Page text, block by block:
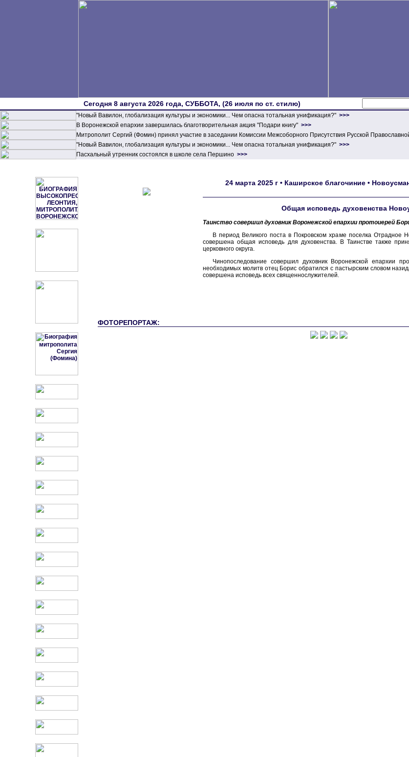
Сегодня 8 августа 2026 года, СУББОТА, (26 июля по ст. стилю)
"Новый Вавилон, глобализация культуры и экономики... Чем опасна тотальная унификация?" >>>
В Воронежской епархии завершилась благотворительная акция "Подари книгу" >>>
Митрополит Сергий (Фомин) принял участие в заседании Комиссии Межсоборного Присутствия Русской
"Новый Вавилон, глобализация культуры и экономики... Чем опасна тотальная унификация?" >>>
Пасхальный утренник состоялся в школе села Першино >>>
24 марта 2025 г • Каширское благочиние •
Общая исповедь духовенства
Таинство совершил духовник Воронежской епархии протоиерей
В период Великого поста в Покровском храме поселка Отрадное
совершена общая исповедь для духовенства. В Таинстве также
церковного округа.
Чинопоследование совершил духовник Воронежской епархии
необходимых молитв отец Борис обратился с пастырским словом
совершена исповедь всех священнослужителей.
ФОТОРЕПОРТАЖ: